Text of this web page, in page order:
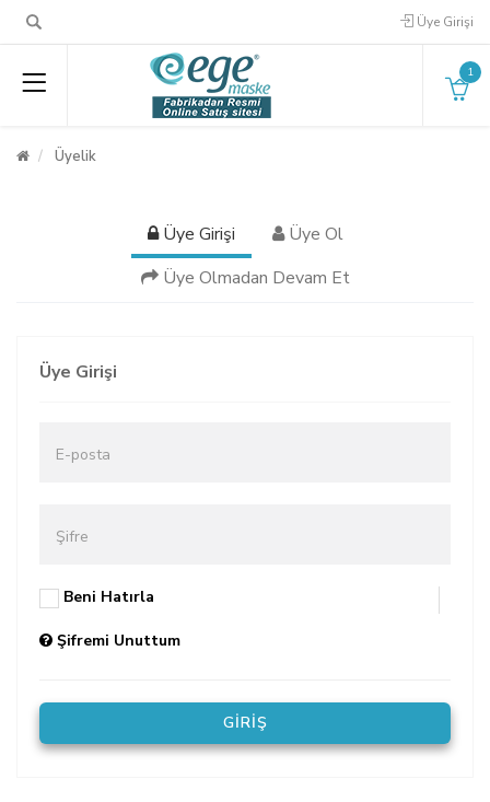
Üye Girişi
1
Üyelik
Üye Girişi
Üye Ol
Üye Olmadan Devam Et
Üye Girişi
E-posta
Şifre
Beni Hatırla
Şifremi Unuttum